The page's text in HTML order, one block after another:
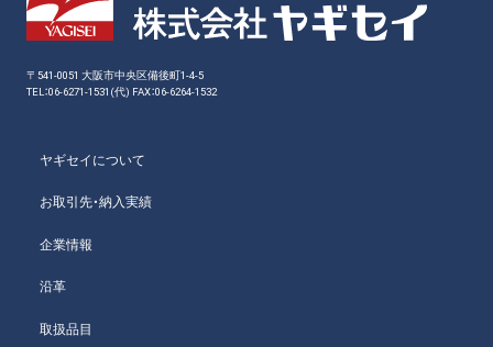
〒541-0051 大阪市中央区備後町1-4-5
TEL：06-6271-1531(代) FAX：06-6264-1532
ヤギセイについて
お取引先・納入実績
企業情報
沿革
取扱品目